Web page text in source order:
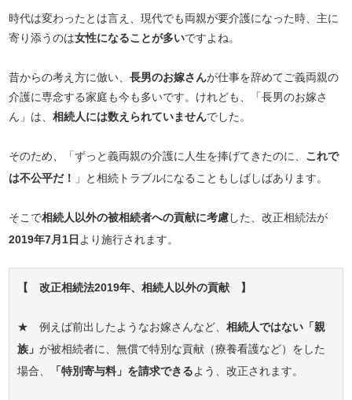
時代は変わったとは言え、現代でも両親が要介護になった時、主に
寄り添うのは女性になることが多いですよね。
昔からの考え方に倣い、長男のお嫁さんが仕事を辞めてご義両親の
介護に専念する家庭も今も多いです。けれども、「長男のお嫁さ
ん」は、相続人には数えられていませんでした。
そのため、「ずっと義両親の介護に人生を捧げてきたのに、 これで
は不公平だ！
」と相続トラブルになることもしばしばあります。
そこで相続人以外の被相続者への貢献に考慮した、改正相続法が
2019年7月1日 より施行されます。
【 改正相続法2019年、相続人以外の貢献 】
★ 例えば前出したようなお嫁さんなど、相続人ではない「親
族」が被相続者に、無償で特別な貢献（療養看護など）をした
場合、
「特別寄与料」を請求できるよう、改正されます。